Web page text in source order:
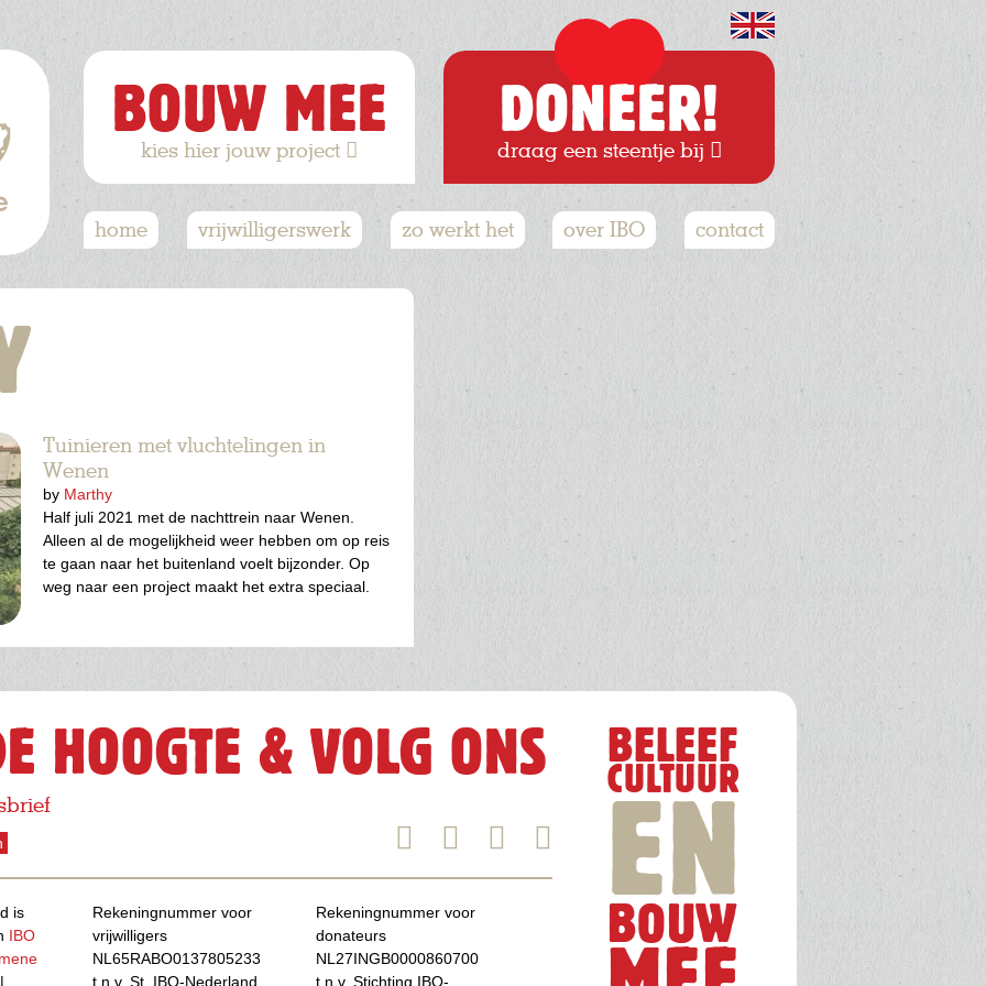
BOUW MEE
kies hier jouw project
DONEER!
draag een steentje bij
Hoofdnavigatie
home vrijwilligerswerk zo werkt het over IBO contact
Tuinieren met vluchtelingen in
Wenen
by Marthy
Half juli 2021 met de nachttrein naar Wenen.
Alleen al de mogelijkheid weer hebben om op reis
te gaan naar het buitenland voelt bijzonder. Op
weg naar een project maakt het extra speciaal.
HOOGTE & VOLG ONS
is
IBO
|
Rekeningnummer voor
vrijwilligers
NL65RABO0137805233
t.n.v. St. IBO-Nederland
Rekeningnummer voor
donateurs
NL27INGB0000860700
t.n.v. Stichting IBO-
BELEEF
CULTUUR
EN
BOUW